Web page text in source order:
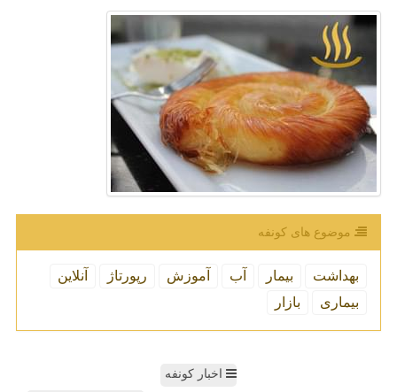
موضوع های كونفه
بهداشت بیمار آب آموزش رپورتاژ
آنلاین
بیماری
بازار
اخبار کونفه